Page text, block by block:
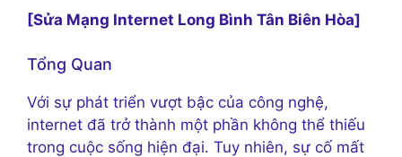
[Sửa Mạng Internet Long Bình Tân Biên Hòa]
Tổng Quan
Với sự phát triển vượt bậc của công nghệ,
internet đã trở thành một phần không thể thiếu
trong cuộc sống hiện đại. Tuy nhiên, sự cố mất